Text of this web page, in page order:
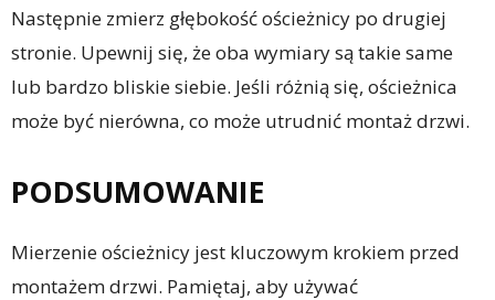
Następnie zmierz głębokość ościeżnicy po drugiej
stronie. Upewnij się, że oba wymiary są takie same
lub bardzo bliskie siebie. Jeśli różnią się, ościeżnica
może być nierówna, co może utrudnić montaż drzwi.
PODSUMOWANIE
Mierzenie ościeżnicy jest kluczowym krokiem przed
montażem drzwi. Pamiętaj, aby używać